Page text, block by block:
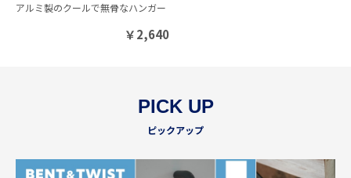
アルミ製のクールで無骨なハンガー
￥2,640
PICK UP
ピックアップ